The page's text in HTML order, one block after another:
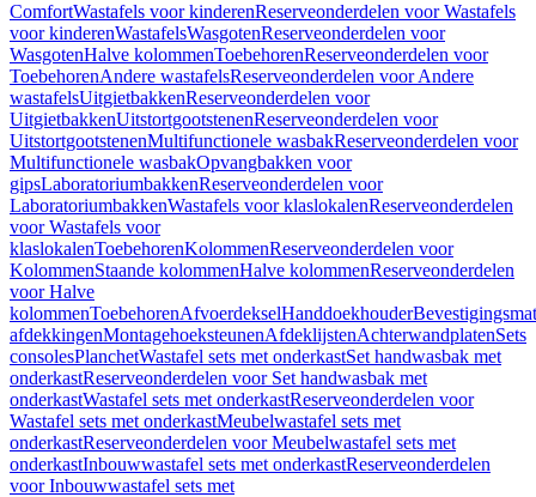
ComfortWastafels voor kinderenReserveonderdelen voor Wastafels
voor kinderenWastafelsWasgotenReserveonderdelen voor
WasgotenHalve kolommenToebehorenReserveonderdelen voor
ToebehorenAndere wastafelsReserveonderdelen voor Andere
wastafelsUitgietbakkenReserveonderdelen voor
UitgietbakkenUitstortgootstenenReserveonderdelen voor
UitstortgootstenenMultifunctionele wasbakReserveonderdelen voor
Multifunctionele wasbakOpvangbakken voor
gipsLaboratoriumbakkenReserveonderdelen voor
LaboratoriumbakkenWastafels voor klaslokalenReserveonderdelen
voor Wastafels voor
klaslokalenToebehorenKolommenReserveonderdelen voor
KolommenStaande kolommenHalve kolommenReserveonderdelen
voor Halve
kolommenToebehorenAfvoerdekselHanddoekhouder
afdekkingenMontagehoeksteunenAfdeklijstenAchterwandplatenSets
consolesPlanchetWastafel sets met onderkastSet handwasbak met
onderkastReserveonderdelen voor Set handwasbak met
onderkastWastafel sets met onderkastReserveonderdelen voor
Wastafel sets met onderkastMeubelwastafel sets met
onderkastReserveonderdelen voor Meubelwastafel sets met
onderkastInbouwwastafel sets met onderkastReserveonderdelen
voor Inbouwwastafel sets met